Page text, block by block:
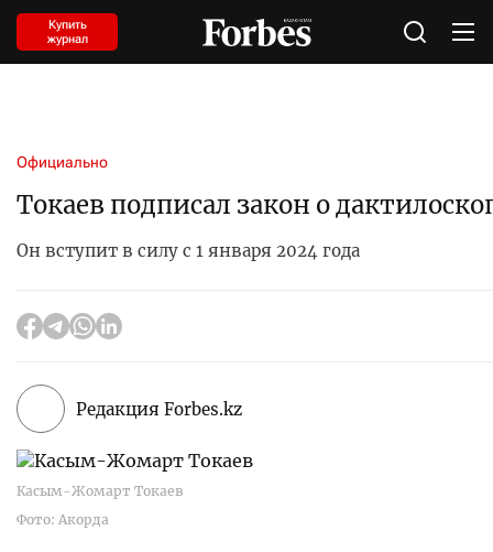
Купить
журнал
Официально
Токаев подписал закон о
Он вступит в силу с 1 января 2024 года
Редакция Forbes.kz
Касым-Жомарт Токаев
Фото: Акорда